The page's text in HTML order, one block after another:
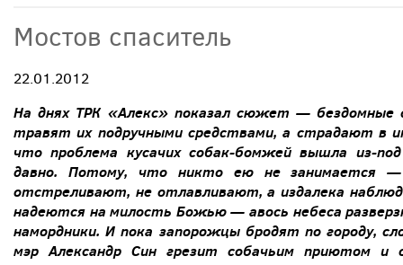
Мостов спаситель
22.01.2012
На днях ТРК «Алекс» показал сюжет — бездомные
травят их подручными средствами, а страдают в
что проблема кусачих собак-бомжей вышла из-
давно. Потому, что никто ею не занимается —
отстреливают, не отлавливают, а издалека
надеются на милость Божью — авось небеса
намордники. И пока запорожцы бродят по городу,
мэр Александр Син грезит собачьим приютом